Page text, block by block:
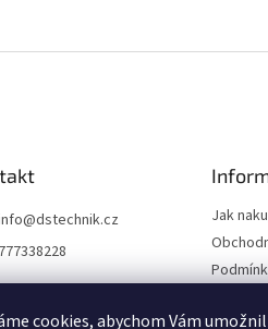
cookies, abychom Vám
@dstechnik.cz
777338228
Jak